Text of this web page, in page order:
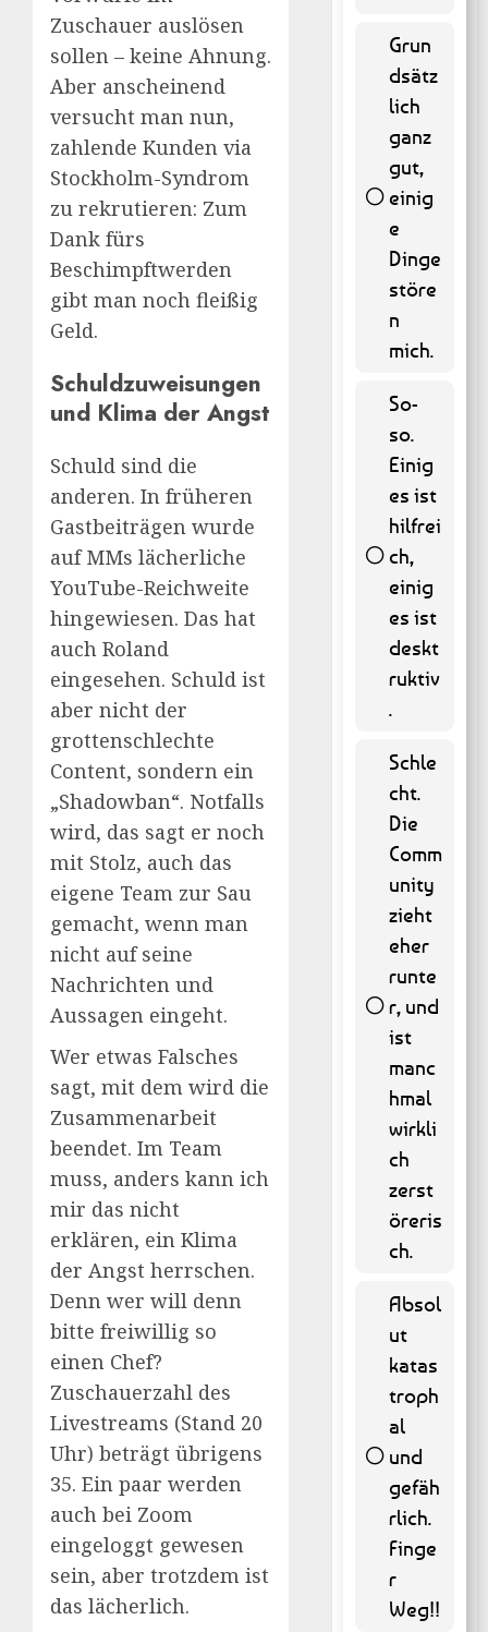
Zuschauer auslösen
sollen – keine Ahnung.
Aber anscheinend
versucht man nun,
zahlende Kunden via
Stockholm-Syndrom
zu rekrutieren: Zum
Dank fürs
Beschimpftwerden
gibt man noch fleißig
Geld.
Schuldzuweisungen
und Klima der Angst
Schuld sind die
anderen. In früheren
Gastbeiträgen wurde
auf MMs lächerliche
YouTube-Reichweite
hingewiesen. Das hat
auch Roland
eingesehen. Schuld ist
aber nicht der
grottenschlechte
Content, sondern ein
„Shadowban“. Notfalls
wird, das sagt er noch
mit Stolz, auch das
eigene Team zur Sau
gemacht, wenn man
nicht auf seine
Nachrichten und
Aussagen eingeht.
Wer etwas Falsches
sagt, mit dem wird die
Zusammenarbeit
beendet. Im Team
muss, anders kann ich
mir das nicht
erklären, ein Klima
der Angst herrschen.
Denn wer will denn
bitte freiwillig so
einen Chef?
Zuschauerzahl des
Livestreams (Stand 20
Uhr) beträgt übrigens
35. Ein paar werden
auch bei Zoom
eingeloggt gewesen
sein, aber trotzdem ist
das lächerlich.
Grun
dsätz
lich
ganz
gut,
einig
e
Dinge
störe
n
mich.
45 ( 9.11
% )
So-
so.
Einig
es ist
hilfrei
ch,
einig
es ist
deskt
ruktiv
.
11.74 % )
Schle
cht.
Die
Comm
unity
zieht
eher
runte
r, und
ist
manc
hmal
wirkli
ch
zerst
öreris
ch.
65 (
13.16 % )
Absol
ut
katas
troph
al
und
gefäh
rlich.
Finge
r
Weg!!
262 (
53.04 %